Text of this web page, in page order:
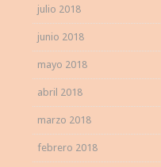
julio 2018
junio 2018
mayo 2018
abril 2018
marzo 2018
febrero 2018